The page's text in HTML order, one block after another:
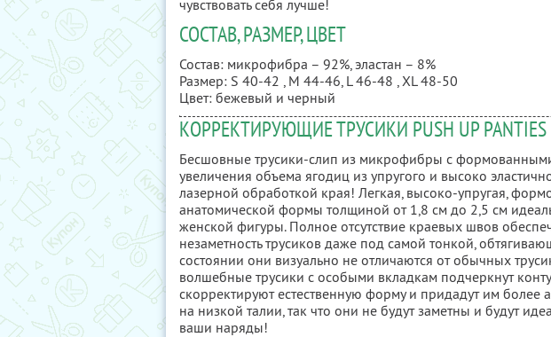
чувствовать себя лучше!
СОСТАВ, РАЗМЕР, ЦВЕТ
Состав: микрофибра – 92%, эластан – 8%
Размер: S 40-42 , M 44-46, L 46-48 , XL 48-50
Цвет: бежевый и черный
КОРРЕКТИРУЮЩИЕ ТРУСИКИ PUSH UP PANTIES
Бесшовные трусики-слип из микрофибры с формованными
увеличения объема ягодиц из упругого и высоко
лазерной обработкой края! Легкая, высоко-упругая,
анатомической формы толщиной от 1,8 см до 2,5 см
женской фигуры. Полное отсутствие краевых швов
незаметность трусиков даже под самой тонкой,
состоянии они визуально не отличаются от обычных
волшебные трусики с особыми вкладкам подчеркнут
скорректируют естественную форму и придадут им более
на низкой талии, так что они не будут заметны и будут
ваши наряды!